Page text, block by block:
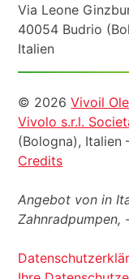
Via Leone
40054 Budrio
Italien
legali
© 2026Vivoil
Vivolo s.r.l.
(Bologna),
Credits
Angebot von in
Zahnradpumpen,